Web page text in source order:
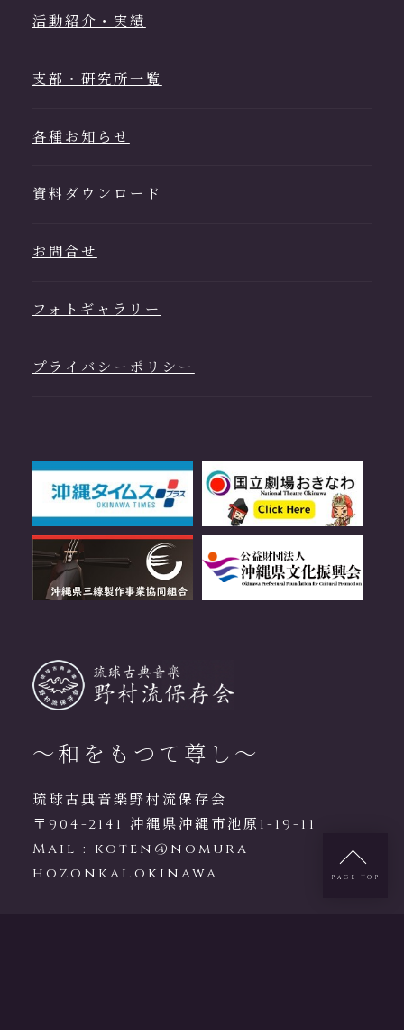
PAGE TOP
～和をもつて尊し～
琉球古典音楽野村流保存会
〒904-2141 沖縄県沖縄市池原1-19-11
Mail : koten@nomura-
hozonkai.okinawa
活動紹介・実績
支部・研究所一覧
各種お知らせ
資料ダウンロード
お問合せ
フォトギャラリー
プライバシーポリシー